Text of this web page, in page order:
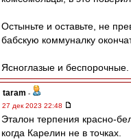
Остыньте и оставьте, не
бабскую коммуналку
Ясноглазые и беспорочные.
taram -
27 дек 2023 22:48
Эталон терпения красно-
когда Карелин не в точках.